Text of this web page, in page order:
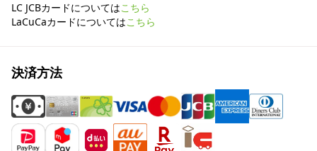
LC JCBカードについてはこちら
LaCuCaカードについてはこちら
決済方法